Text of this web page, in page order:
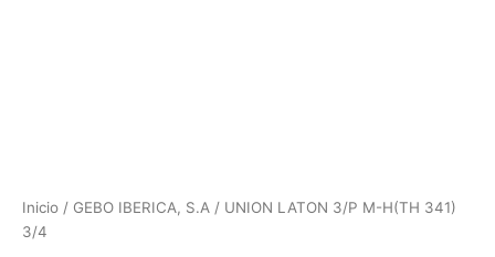
Inicio / GEBO IBERICA, S.A / UNION LATON 3/P M-H(TH 341)
3/4